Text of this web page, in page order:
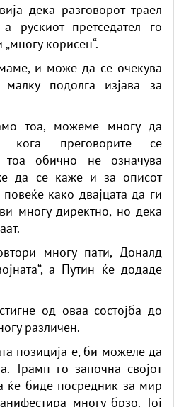
дека разговорот траел
рускиот претседател го
корисен“.
и може да се очекува
подолга изјава за
тоа, можеме многу да
кога преговорите се
тоа обично не означува
да се каже и за описот
како двајцата да ги
многу директно, но дека
многу пати, Доналд
а Путин ќе додаде
од оваа состојба до
различен.
позиција е, би можеле да
Трамп го започна својот
ќе биде посредник за мир
многу брзо. Тој